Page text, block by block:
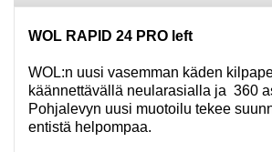
WOL RAPID 24 PRO left
WOL:n uusi vasemman käden
käännettävällä neularasialla ja 360
Pohjalevyn uusi muotoilu tekee
entistä helpompaa.